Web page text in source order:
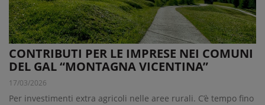
CONTRIBUTI PER LE IMPRESE NEI COMUNI
DEL GAL “MONTAGNA VICENTINA”
17/03/2026
Per investimenti extra agricoli nelle aree rurali. C’è tempo fino